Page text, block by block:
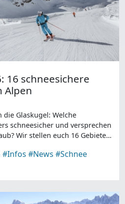
16 schneesichere
Alpen
Glaskugel: Welche
schneesicher und versprechen
Wir stellen euch 16 Gebiete
#Infos #News #Schnee